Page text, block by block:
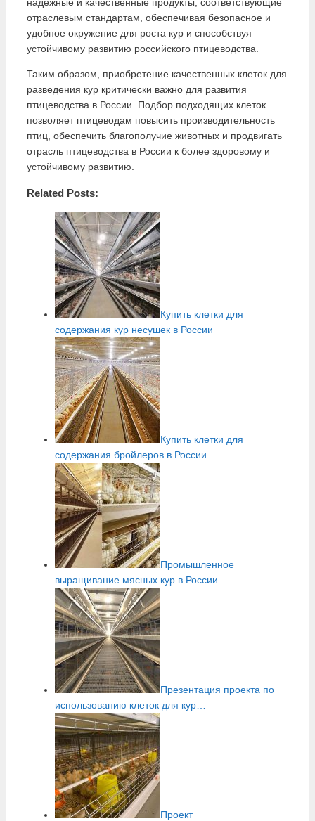
надежные и качественные продукты, соответствующие
отраслевым стандартам, обеспечивая безопасное и
удобное окружение для роста кур и способствуя
устойчивому развитию российского птицеводства.
Таким образом, приобретение качественных клеток для
разведения кур критически важно для развития
птицеводства в России. Подбор подходящих клеток
позволяет птицеводам повысить производительность
птиц, обеспечить благополучие животных и продвигать
отрасль птицеводства в России к более здоровому и
устойчивому развитию.
Related Posts:
Купить клетки для
содержания кур несушек в России
Купить клетки для
содержания бройлеров в России
Промышленное
выращивание мясных кур в России
Презентация проекта по
использованию клеток для кур…
Проект